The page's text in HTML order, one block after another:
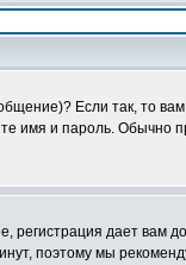
Если так, то
имя и пароль. Обычно
регистрация дает вам
поэтому мы